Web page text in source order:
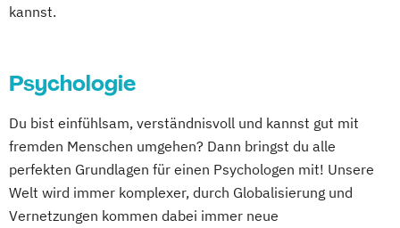
kannst.
Psychologie
Du bist einfühlsam, verständnisvoll und kannst gut mit
fremden Menschen umgehen? Dann bringst du alle
perfekten Grundlagen für einen Psychologen mit! Unsere
Welt wird immer komplexer, durch Globalisierung und
Vernetzungen kommen dabei immer neue